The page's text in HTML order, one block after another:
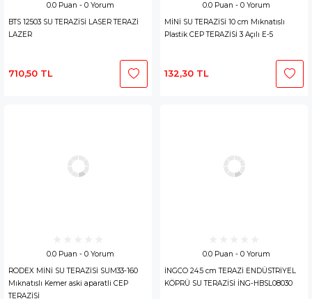
0.0 Puan - 0 Yorum
BTS 12503 SU TERAZİSİ LASER TERAZİ
LAZER
710,50 TL
0.0 Puan - 0 Yorum
MİNİ SU TERAZİSİ 10 cm Mıknatıslı
Plastik CEP TERAZİSİ 3 Açılı E-5
132,30 TL
0.0 Puan - 0 Yorum
RODEX MİNİ SU TERAZİSİ SUM33-160
Mıknatıslı Kemer aski aparatli CEP
TERAZİSİ
0.0 Puan - 0 Yorum
İNGCO 24.5 cm TERAZİ ENDÜSTRİYEL
KÖPRÜ SU TERAZİSİ İNG-HBSL08030